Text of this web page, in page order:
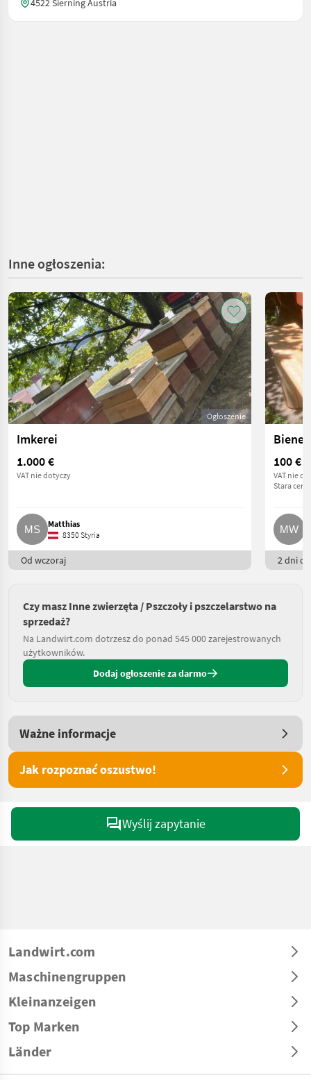
4522 Sierning Austria
Inne ogłoszenia:
Ogłoszenie
Imkerei
1.000 €
VAT nie dotyczy
Matthias
8350 Styria
Od wczoraj
100 €
VAT nie
Stara cena
2 dni
Czy masz Inne zwierzęta / Pszczoły i pszczelarstwo na
sprzedaż?
Na Landwirt.com dotrzesz do ponad 545 000 zarejestrowanych
użytkowników.
Dodaj ogłoszenie za darmo
Ważne informacje
Jak rozpoznać oszustwo!
Wyślij zapytanie
Landwirt.com
Maschinengruppen
Kleinanzeigen
Top Marken
Länder